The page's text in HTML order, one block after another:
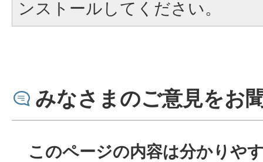
ンストールしてください。
みなさまのご意見をお
このページの内容は分かりや